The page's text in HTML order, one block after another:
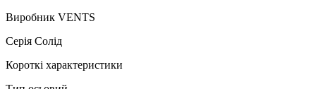
Виробник VENTS
Серія Солід
Короткі характеристики